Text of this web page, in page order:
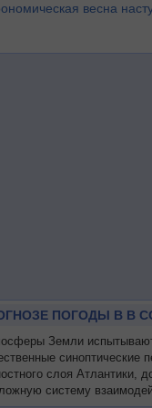
весна
ПОГОДЫ В В
Земли
слоя Атлантики,
систему